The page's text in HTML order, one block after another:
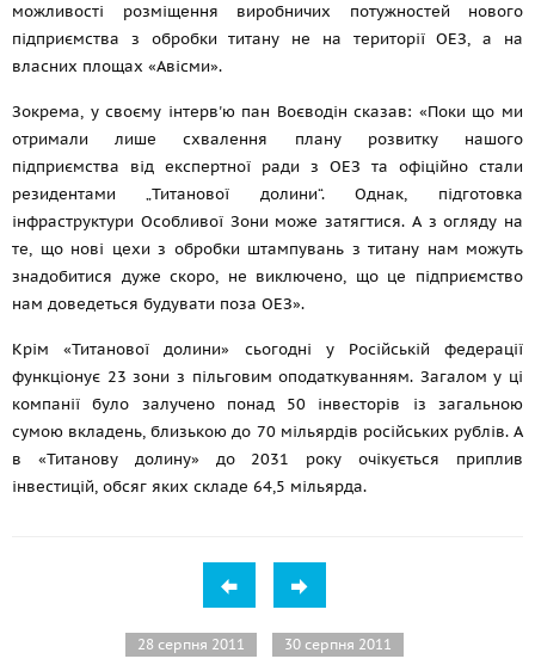
можливості розміщення виробничих потужностей нового
підприємства з обробки титану не на території ОЕЗ, а на
власних площах «Авісми».
Зокрема, у своєму інтерв'ю пан Воєводін сказав: «Поки що ми
отримали лише схвалення плану розвитку нашого
підприємства від експертної ради з ОЕЗ та офіційно стали
резидентами „Титанової долини“. Однак, підготовка
інфраструктури Особливої Зони може затягтися. А з огляду на
те, що нові цехи з обробки штампувань з титану нам можуть
знадобитися дуже скоро, не виключено, що це підприємство
нам доведеться будувати поза ОЕЗ».
Крім «Титанової долини» сьогодні у Російській федерації
функціонує 23 зони з пільговим оподаткуванням. Загалом у ці
компанії було залучено понад 50 інвесторів із загальною
сумою вкладень, близькою до 70 мільярдів російських рублів. А
в «Титанову долину» до 2031 року очікується приплив
інвестицій, обсяг яких складе 64,5 мільярда.
28 серпня 2011 30 серпня 2011